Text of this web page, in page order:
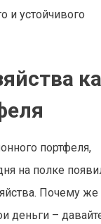
и устойчивого
портфеля,
на полке
Почему
деньги –